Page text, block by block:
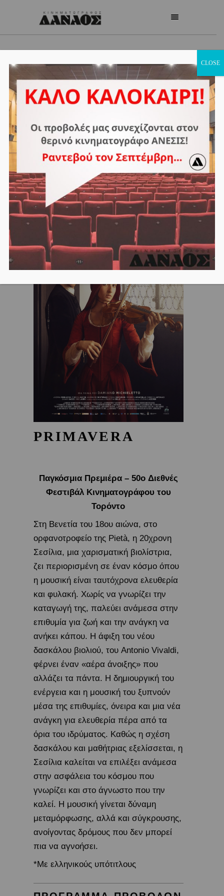
PRIMAVERA
Παγκόσμια Πρεμιέρα – 50o Διεθνές
Φεστιβάλ Κινηματογράφου του
Τορόντο
Στη Βενετία του 18ου αιώνα, στο
ορφανοτροφείο της Pietà, η 20χρονη
Σεσίλια, μια χαρισματική βιολίστρια,
ζει περιορισμένη σε έναν κόσμο όπου
η μουσική είναι ταυτόχρονα ελευθερία
και φυλακή. Χωρίς να γνωρίζει την
καταγωγή της, παλεύει ανάμεσα στην
επιθυμία για ζωή και την ανάγκη να
ανήκει κάπου.​ Η άφιξη του νέου
δασκάλου βιολιού, του Antonio Vivaldi,
φέρνει έναν «αέρα άνοιξης» που
αλλάζει τα πάντα. Η δημιουργική του
ενέργεια και η μουσική του ξυπνούν
μέσα της επιθυμίες, όνειρα και μια νέα
ανάγκη για ελευθερία πέρα από τα
όρια του ιδρύματος.​ Καθώς η σχέση
δασκάλου και μαθήτριας εξελίσσεται, η
Σεσίλια καλείται να επιλέξει ανάμεσα
στην ασφάλεια του κόσμου που
γνωρίζει και στο άγνωστο που την
καλεί. Η μουσική γίνεται δύναμη
μεταμόρφωσης, αλλά και σύγκρουσης,
ανοίγοντας δρόμους που δεν μπορεί
πια να αγνοήσει.
*Με ελληνικούς υπότιτλους
CLOSE